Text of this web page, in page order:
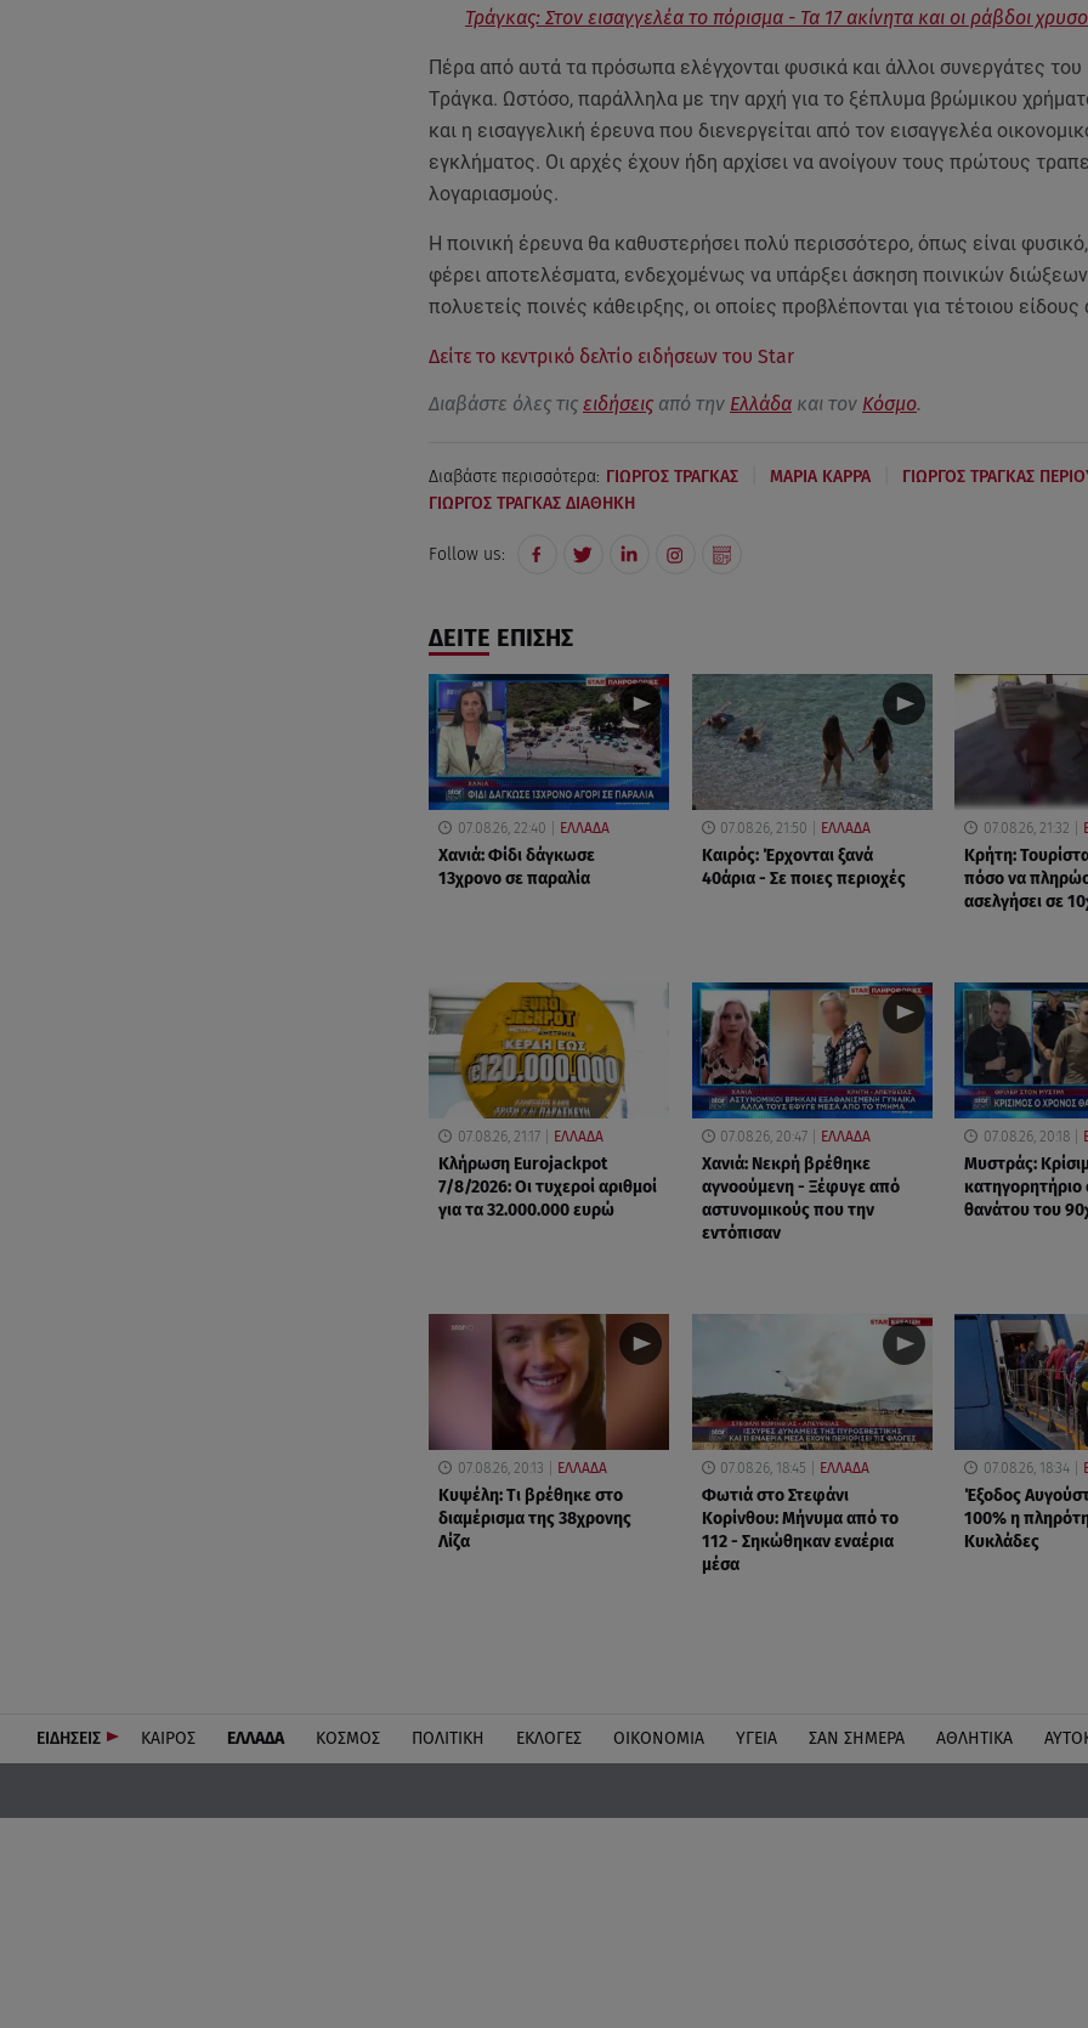
Τράγκας: Στον εισαγγελέα το πόρισμα - Τα 17 ακίνητα και οι ράβδοι
Πέρα από αυτά τα πρόσωπα ελέγχονται φυσικά και άλλοι συνεργάτες του
Τράγκα. Ωστόσο, παράλληλα με την αρχή για το ξέπλυμα βρώμικου
και η εισαγγελική έρευνα που διενεργείται από τον εισαγγελέα
εγκλήματος. Οι αρχές έχουν ήδη αρχίσει να ανοίγουν τους πρώτους
λογαριασμούς.
Η ποινική έρευνα θα καθυστερήσει πολύ περισσότερο, όπως είναι
φέρει αποτελέσματα, ενδεχομένως να υπάρξει άσκηση ποινικών
πολυετείς ποινές κάθειρξης, οι οποίες προβλέπονται για τέτοιου είδους
Δείτε το κεντρικό δελτίο ειδήσεων του Star
Διαβάστε όλες τις ειδήσειςαπό την Ελλάδακαι τον Κόσμο.
Διαβάστε περισσότερα: ΓΙΩΡΓΟΣ ΤΡΑΓΚΑΣ ΜΑΡΙΑ ΚΑΡΡΑ ΓΙΩΡΓΟΣ ΤΡΑΓΚΑΣ
ΓΙΩΡΓΟΣ ΤΡΑΓΚΑΣ ΔΙΑΘΗΚΗ
Follow us:
ΔΕΙΤΕ ΕΠΙΣΗΣ
07.08.26, 22:40 ΕΛΛΑΔΑ
Χανιά: Φίδι δάγκωσε
13χρονο σε παραλία
07.08.26, 21:50 ΕΛΛΑΔΑ
Καιρός: Έρχονται ξανά
40άρια - Σε ποιες περιοχές
07.08.26, 21:32
Κρήτη:
πόσο να
ασελγήσει σε
07.08.26, 21:17 ΕΛΛΑΔΑ
Κλήρωση Eurojackpot
7/8/2026: Οι τυχεροί αριθμοί
για τα 32.000.000 ευρώ
07.08.26, 20:47 ΕΛΛΑΔΑ
Χανιά: Νεκρή βρέθηκε
αγνοούμενη - Ξέφυγε από
αστυνομικούς που την
εντόπισαν
07.08.26, 20:18
Μυστράς:
κατηγορητήριο
θανάτου του
07.08.26, 20:13 ΕΛΛΑΔΑ
Κυψέλη: Tι βρέθηκε στο
διαμέρισμα της 38χρονης
Λίζα
07.08.26, 18:45 ΕΛΛΑΔΑ
Φωτιά στο Στεφάνι
Κορίνθου: Μήνυμα από το
112 - Σηκώθηκαν εναέρια
μέσα
07.08.26, 18:34
Έξοδος
100% η
Κυκλάδες
ΕΙΔΗΣΕΙΣ ΚΑΙΡΟΣ ΕΛΛΑΔΑ ΚΟΣΜΟΣ ΠΟΛΙΤΙΚΗ ΕΚΛΟΓΕΣ ΟΙΚΟΝΟΜΙΑ ΥΓΕΙΑ ΣΑΝ ΣΗΜΕΡΑ ΑΘΛΗΤΙΚΑ